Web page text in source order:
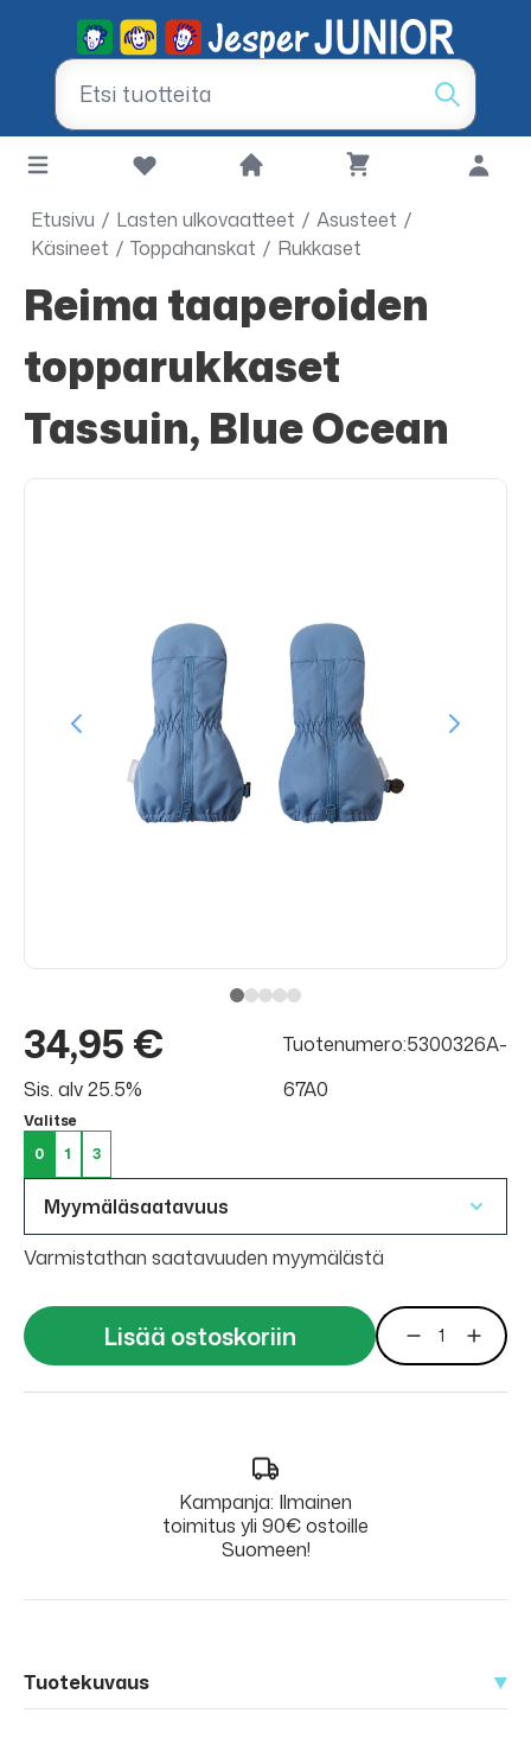
Etusivu / Lasten ulkovaatteet / Asusteet /
Käsineet / Toppahanskat / Rukkaset
Reima taaperoiden
topparukkaset
Tassuin, Blue Ocean
34,95 €
Sis. alv 25.5%
Tuotenumero:5300326A-
67A0
Valitse
0
1 3
Myymäläsaatavuus
Varmistathan saatavuuden myymälästä
Lisää ostoskoriin
Kampanja: Ilmainen
toimitus yli 90€ ostoille
Suomeen!
Tuotekuvaus